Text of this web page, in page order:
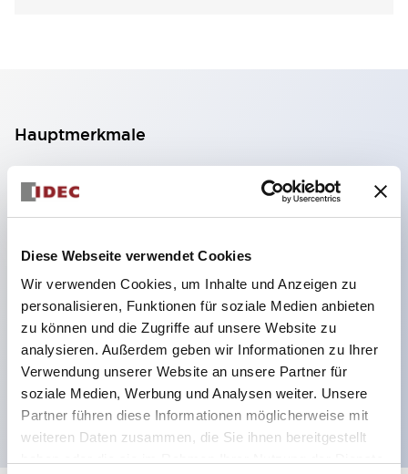
Diese Webseite verwendet Cookies
Wir verwenden Cookies, um Inhalte und Anzeigen zu
personalisieren, Funktionen für soziale Medien anbieten
zu können und die Zugriffe auf unsere Website zu
analysieren. Außerdem geben wir Informationen zu Ihrer
Verwendung unserer Website an unsere Partner für
soziale Medien, Werbung und Analysen weiter. Unsere
Partner führen diese Informationen möglicherweise mit
weiteren Daten zusammen, die Sie ihnen bereitgestellt
Hauptmerkmale
2-Kontakt-Block mit 2 Stufen, ermöglicht eine 4-
Kontakt-Konfiguration (Gewährleistung der
Paneltiefe 39,9 mm (※ 11-stufiger Kontaktblock),
59,9 mm (※ 22-stufiger Kontaktblock).
Platzsparendes Design möglich.
Sicherheitsstruktur der 3. Generation: 2-Aktions-
Freisetzung, integrierter Schutz, IP20-
Fingerschutzstruktur